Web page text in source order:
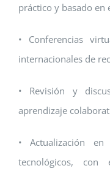
práctico y basado en
• Conferencias
internacionales de
• Revisión y
aprendizaje
• Actualización
tecnológicos, con